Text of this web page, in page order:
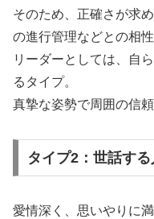
そのため、正確さが求
の進行管理などとの相性
リーダーとしては、自
るタイプ。
真摯な姿勢で周囲の信頼
タイプ2：世話する
愛情深く、思いやりに